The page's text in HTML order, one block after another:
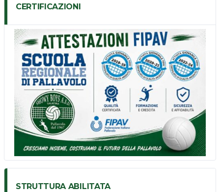
CERTIFICAZIONI
STRUTTURA ABILITATA